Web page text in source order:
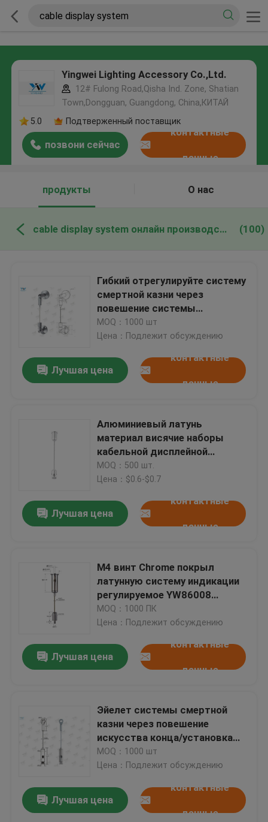
Yingwei Lighting Accessory Co.,Ltd.
12# Fulong Road,Qisha Ind. Zone, Shatian
Town,Dongguan, Guangdong, China,КИТАЙ
5.0
Подтверженный поставщик
позвони сейчас
контактные
данные
продукты О нас
cable display system онлайн производство (100)
Гибкий отрегулируйте систему
смертной казни через
повешение системы
индикации кабельной
проводки/изображения
MOQ：1000 шт
Цена：Подлежит обсуждению
Лучшая цена
контактные
данные
Алюминиевый латунь
материал висячие наборы
кабельной дисплейной
системы для холстов
MOQ：500 шт.
Цена：$0.6-$0.7
Лучшая цена
контактные
данные
M4 винт Chrome покрыл
латунную систему индикации
регулируемое YW86008
кабельной проводки
MOQ：1000 ПК
Цена：Подлежит обсуждению
Лучшая цена
контактные
данные
Эйелет системы смертной
казни через повешение
искусства конца/установка
системы индикации кабельной
проводки легкая
MOQ：1000 шт
Цена：Подлежит обсуждению
Лучшая цена
контактные
данные